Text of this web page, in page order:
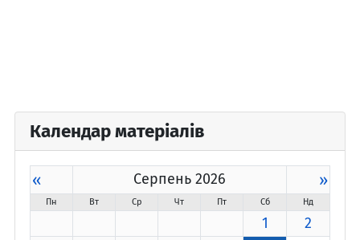
Календар матеріалів
« Серпень 2026 »
Пн Вт Ср Чт Пт Сб Нд
1
2